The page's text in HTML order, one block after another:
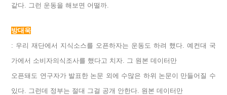
같다. 그런 운동을 해보면 어떨까.
방대욱
: 우리 재단에서 지식소스를 오픈하자는 운동도 하려 했다. 예컨대 국
가에서 소비자의식조사를 했다고 치자. 그 원본 데이터만
오픈돼도 연구자가 발표한 논문 외에 수많은 하위 논문이 만들어질 수
있다. 그런데 정부는 절대 그걸 공개 안한다. 원본 데이터만